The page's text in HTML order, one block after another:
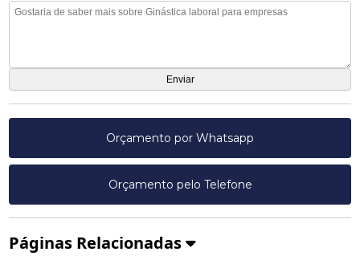
Orçamento por Whatsapp
Orçamento pelo Telefone
Páginas Relacionadas